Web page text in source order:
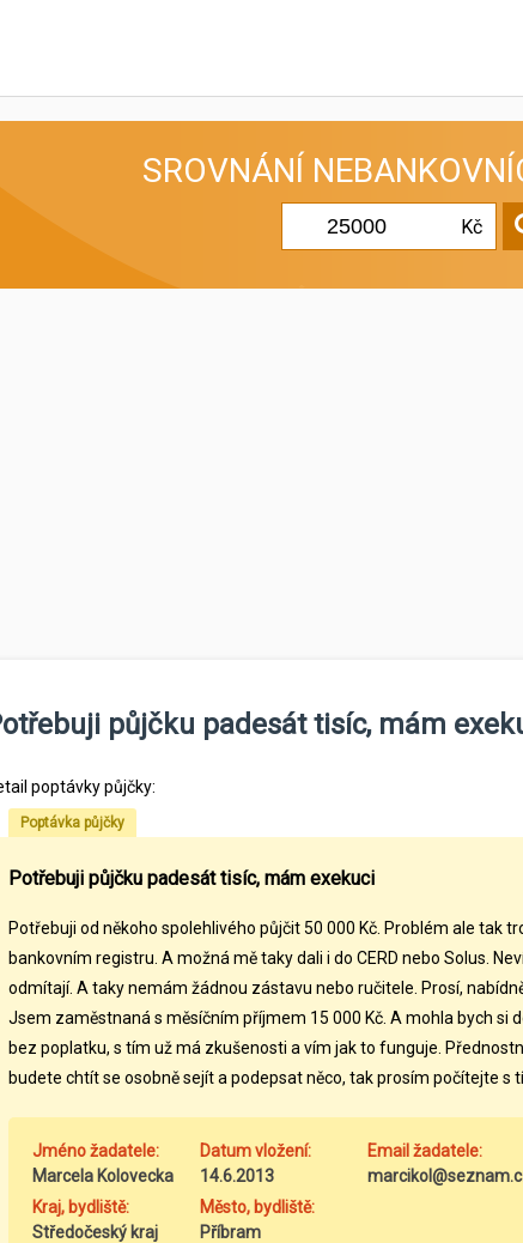
SROVNÁNÍ
Kč
půjčku padesát tisíc, mám
poptávky půjčky:
Poptávka půjčky
Potřebuji půjčku padesát tisíc, mám exekuci
Potřebuji od někoho spolehlivého půjčit 50 000 Kč. Problém ale tak
bankovním registru. A možná mě taky dali i do CERD nebo Solus.
odmítají. A taky nemám žádnou zástavu nebo ručitele. Prosí,
Jsem zaměstnaná s měsíčním příjmem 15 000 Kč. A mohla bych si
bez poplatku, s tím už má zkušenosti a vím jak to funguje.
budete chtít se osobně sejít a podepsat něco, tak prosím počítejte s
Jméno žadatele:
Marcela Kolovecka
Datum vložení:
14.6.2013
Email žadatele:
Kraj, bydliště:
Středočeský kraj
Město, bydliště:
Příbram